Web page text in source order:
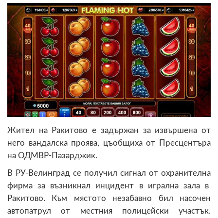
Жител на Ракитово е задържан за извършена от
него вандалска проява, цъобщиха от Пресцентъра
на ОДМВР-Пазарджик.
В РУ-Велинград се получил сигнал от охранителна
фирма за възникнал инцидент в игрална зала в
Ракитово. Към мястото незабавно бил насочен
автопатрул от местния полицейски участък.